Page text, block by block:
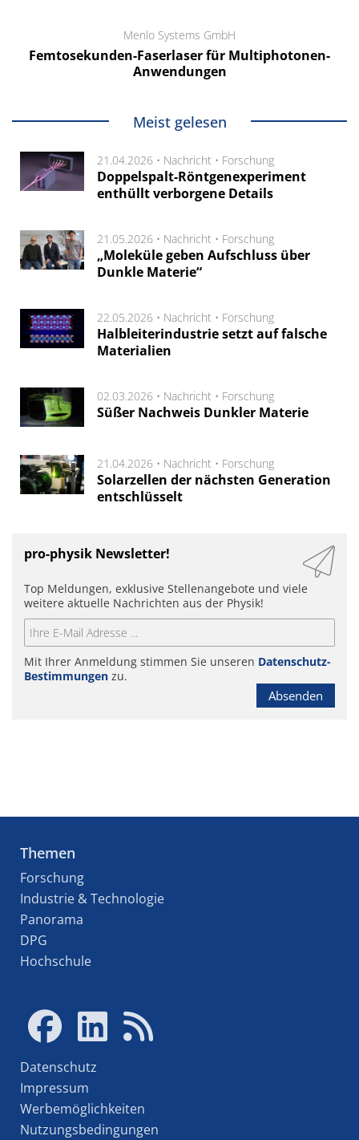
Menlo Systems GmbH
Femtosekunden-Faserlaser für Multiphotonen-
Anwendungen
Meist gelesen
21.04.2026 • Nachricht • Forschung
Doppelspalt-Röntgenexperiment
enthüllt verborgene Details
21.05.2026 • Nachricht • Forschung
„Moleküle geben Aufschluss über
Dunkle Materie“
22.05.2026 • Nachricht • Forschung
Halbleiterindustrie setzt auf falsche
Materialien
02.03.2026 • Nachricht • Forschung
Süßer Nachweis Dunkler Materie
21.04.2026 • Nachricht • Forschung
Solarzellen der nächsten Generation
entschlüsselt
pro-physik Newsletter!
Top Meldungen, exklusive Stellenangebote und viele
weitere aktuelle Nachrichten aus der Physik!
Mit Ihrer Anmeldung stimmen Sie unseren Datenschutz-
Bestimmungen zu.
Absenden
Themen
Forschung
Industrie & Technologie
Panorama
DPG
Hochschule
Datenschutz
Impressum
Werbemöglichkeiten
Nutzungsbedingungen